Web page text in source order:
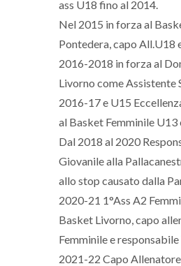
ass U18 fino al 2014.
Nel 2015 in forza al
Pontedera, capo All.U18
2016-2018 in forza al
Livorno come Assistente
2016-17 e U15
al Basket Femminile U13
Dal 2018 al 2020
Giovanile alla
allo stop causato dalla
2020-21 1°Ass A2
Basket Livorno, capo
Femminile e
2021-22 Capo